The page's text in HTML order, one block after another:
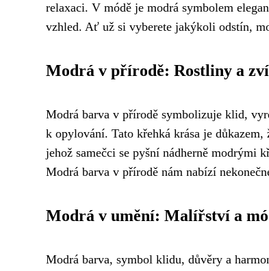
relaxaci. V módě je modrá symbolem
vzhled. Ať už si vyberete jakýkoli odstín,
Modrá v přírodě: Rostliny a
Modrá barva v přírodě symbolizuje klid,
k opylování. Tato křehká krása je
jehož samečci se pyšní nádherně modrými
Modrá barva v přírodě nám nabízí
Modrá v umění: Malířství a
Modrá barva, symbol klidu, důvěry a